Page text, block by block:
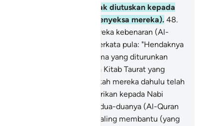
wahai Muhammad tidak diutuskan kepada
bahkan Kami terus menyeksa mereka). 48.
ketika datang kepada mereka kebenaran (Al-
dari sisi Kami, mereka berkata pula: "Hendaknya
diberi (Kitab ugama yang diturunkan
sekaligus) sebagaimana Kitab Taurat yang
kepada Musa". Bukankah mereka dahulu telah
ingkar akan apa yang diberikan kepada Nabi
Mereka berkata lagi: "Kedua-duanya (Al-Quran
Taurat) itu ialah sihir yang saling membantu (yang